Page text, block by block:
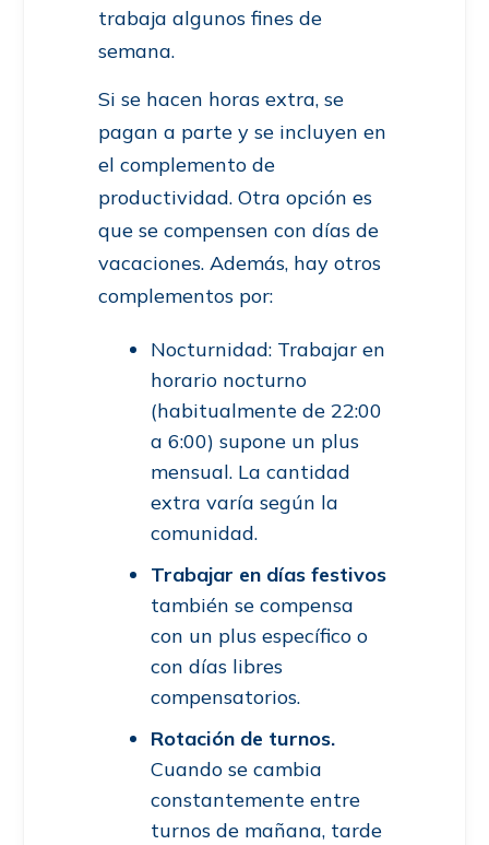
trabaja algunos fines de
semana.
Si se hacen horas extra, se
pagan a parte y se incluyen en
el complemento de
productividad. Otra opción es
que se compensen con días de
vacaciones. Además, hay otros
complementos por:
Nocturnidad: Trabajar en
horario nocturno
(habitualmente de 22:00
a 6:00) supone un plus
mensual. La cantidad
extra varía según la
comunidad.
Trabajar en días festivos
también se compensa
con un plus específico o
con días libres
compensatorios.
Rotación de turnos.
Cuando se cambia
constantemente entre
turnos de mañana, tarde